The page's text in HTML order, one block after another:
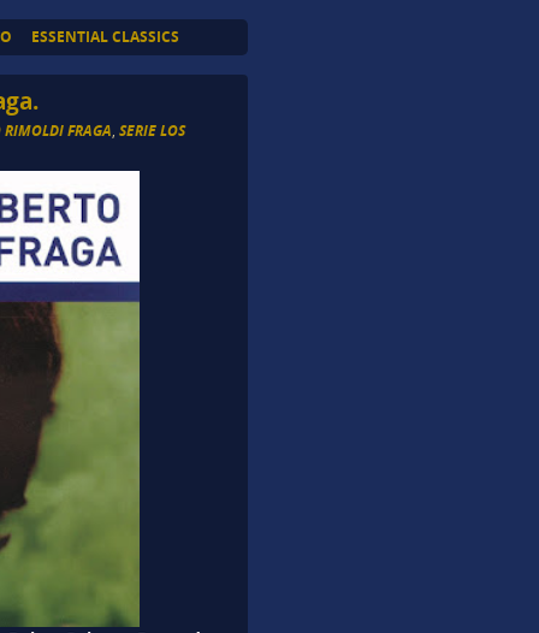
ESSENTIAL CLASSICS
RIMOLDI FRAGA ,SERIE LOS